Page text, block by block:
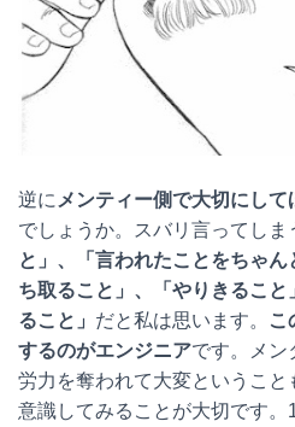
逆に メンティー側で大切にして
でしょうか。スバリ言ってしま
と」、「言われたことをちゃ
ち取ること」、「やりきるこ
ること」 だと私は思います。
こ
するのがエンジニアです。メン
労力を奪われて大変というこ
意識してみることが大切です。